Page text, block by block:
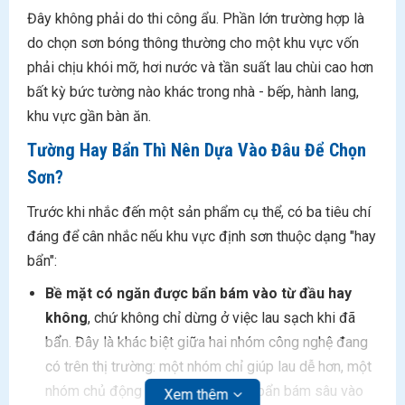
Đây không phải do thi công ẩu. Phần lớn trường hợp là
do chọn sơn bóng thông thường cho một khu vực vốn
phải chịu khói mỡ, hơi nước và tần suất lau chùi cao hơn
bất kỳ bức tường nào khác trong nhà - bếp, hành lang,
khu vực gần bàn ăn.
Tường Hay Bẩn Thì Nên Dựa Vào Đâu Để Chọn
Sơn?
Trước khi nhắc đến một sản phẩm cụ thể, có ba tiêu chí
đáng để cân nhắc nếu khu vực định sơn thuộc dạng "hay
bẩn":
Bề mặt có ngăn được bẩn bám vào từ đầu hay
không, chứ không chỉ dừng ở việc lau sạch khi đã
bẩn. Đây là khác biệt giữa hai nhóm công nghệ đang
có trên thị trường: một nhóm chỉ giúp lau dễ hơn, một
nhóm chủ động ngăn dầu mỡ, bụi bẩn bám sâu vào
Xem thêm